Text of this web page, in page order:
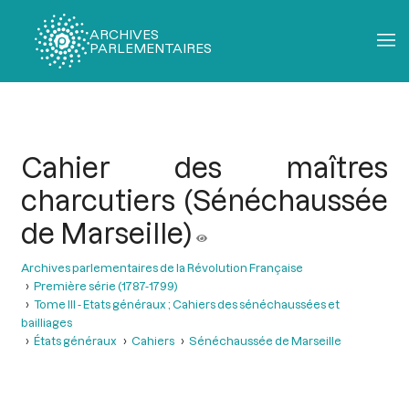
ARCHIVES
PARLEMENTAIRES
Cahier des maîtres
charcutiers (Sénéchaussée
de Marseille)
Archives parlementaires de la Révolution Française
Première série (1787-1799)
Tome III - Etats généraux ; Cahiers des sénéchaussées et
bailliages
États généraux
Cahiers Sénéchaussée de Marseille